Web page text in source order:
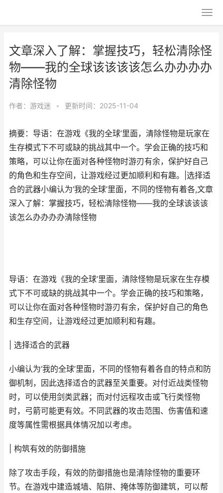
文章深入了解：掌握技巧，轻松清除怪
物——我的全球该该该该怎么办办办办
清除怪物
作者： 游戏迷 • 更新时间：2025-11-04
摘要：导语：在游戏《我的全球’里面，清除怪物是玩家在
生存模式下不可或缺的挑战其中一个。学会正确的技巧和
策略，可以让你在面对各种怪物时游刃有余，保护好自己
的角色和生存空间，让游戏经过更加顺利和有趣。|选择适
合的武器小编认为‘我的全球’里面，不同的怪物有着各,文章
深入了解：掌握技巧，轻松清除怪物——我的全球该该该
该怎么办办办办清除怪物
导语：在游戏《我的全球’里面，清除怪物是玩家在生存模
式下不可或缺的挑战其中一个。学会正确的技巧和策略，
可以让你在面对各种怪物时游刃有余，保护好自己的角色
和生存空间，让游戏经过更加顺利和有趣。
| 选择适合的武器
小编认为‘我的全球’里面，不同的怪物有着各自的特点和防
御机制，因此选择适合的武器至关重要。对付近战类怪物
时，可以使用剑类武器；而对付远程攻击或飞行类怪物
时，弓箭可能更有效。不同武器的攻击范围、伤害值和速
度等属性需根据具体情况加以考虑。
| 构筑有效的防御措施
除了攻击手段，有效的防御措施也是清除怪物的重要环
节。在游戏中建造城墙、陷阱、掩体等防御建筑，可以帮